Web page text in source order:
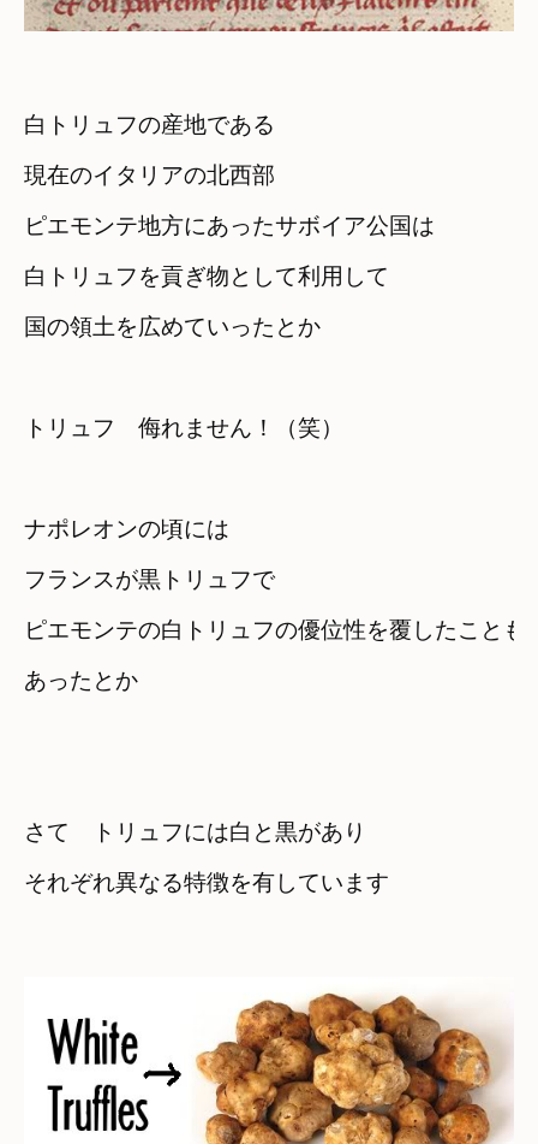
白トリュフの産地である
現在のイタリアの北西部
ピエモンテ地方にあったサボイア公国は
白トリュフを貢ぎ物として利用して
国の領土を広めていったとか
トリュフ　侮れません！（笑）
ナポレオンの頃には
フランスが黒トリュフで
ピエモンテの白トリュフの優位性を覆したことも
さて　トリュフには白と黒があり
それぞれ異なる特徴を有しています